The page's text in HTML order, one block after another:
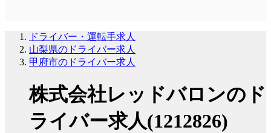
ドライバー・運転手求人
山梨県のドライバー求人
甲府市のドライバー求人
株式会社レッドバロンのド
ライバー求人(1212826)